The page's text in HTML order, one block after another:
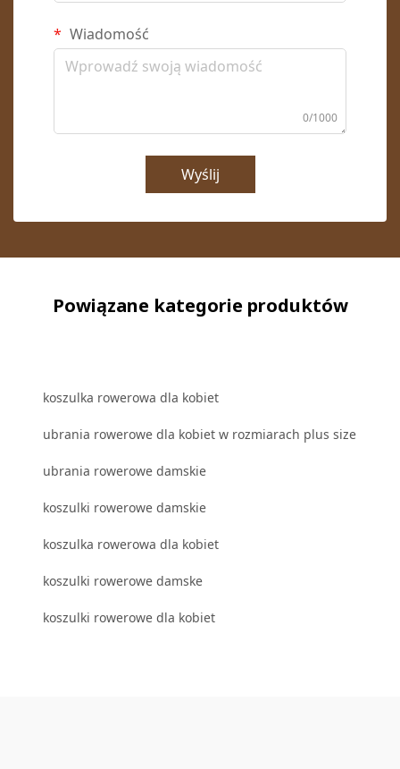
Wiadomość
0/1000
Wyślij
Powiązane kategorie produktów
koszulka rowerowa dla kobiet
ubrania rowerowe dla kobiet w rozmiarach plus size
ubrania rowerowe damskie
koszulki rowerowe damskie
koszulka rowerowa dla kobiet
koszulki rowerowe damske
koszulki rowerowe dla kobiet